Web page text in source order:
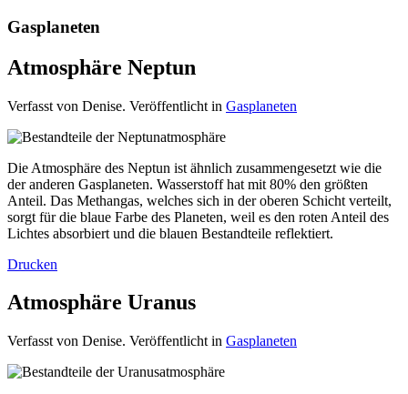
Gasplaneten
Atmosphäre Neptun
Verfasst von Denise. Veröffentlicht in Gasplaneten
Die Atmosphäre des Neptun ist ähnlich zusammengesetzt wie die
der anderen Gasplaneten. Wasserstoff hat mit 80% den größten
Anteil. Das Methangas, welches sich in der oberen Schicht verteilt,
sorgt für die blaue Farbe des Planeten, weil es den roten Anteil des
Lichtes absorbiert und die blauen Bestandteile reflektiert.
Drucken
Atmosphäre Uranus
Verfasst von Denise. Veröffentlicht in Gasplaneten